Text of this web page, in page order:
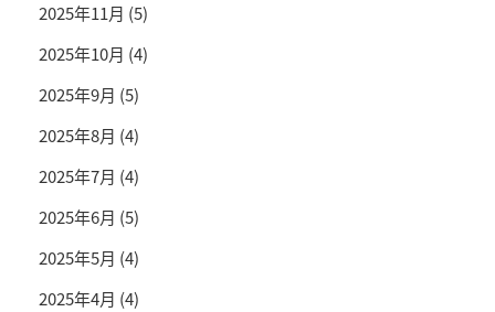
2025年11月 (5)
2025年10月 (4)
2025年9月 (5)
2025年8月 (4)
2025年7月 (4)
2025年6月 (5)
2025年5月 (4)
2025年4月 (4)